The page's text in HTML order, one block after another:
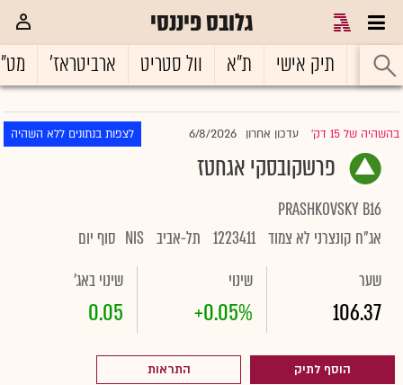
גלובס פיננסי
ראשי תיק אישי ת"א וול סטריט ארביטראז'
בהשהיה של 15 דק' |עדכון אחרון 6/8/2026 לצפות בנתונים ללא השהיה
פרשקובסקי אגחטז
PRASHKOVSKY B16
אג"ח קונצרני לא צמוד 1223411 תל-אביב NIS סוף יום
שער
106.37
שינוי
+0.05%
שינוי באג'
0.05
הוסף לתיק התראות